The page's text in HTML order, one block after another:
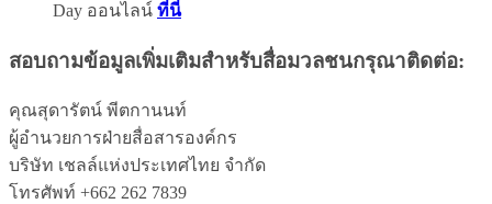
Day ออนไลน์ ที่นี่
สอบถามข้อมูลเพิ่มเติมสำหรับสื่อมวลชนกรุณาติดต่อ:
คุณสุดารัตน์ พีตกานนท์
ผู้อำนวยการฝ่ายสื่อสารองค์กร
บริษัท เชลล์แห่งประเทศไทย จำกัด
โทรศัพท์ +662 262 7839